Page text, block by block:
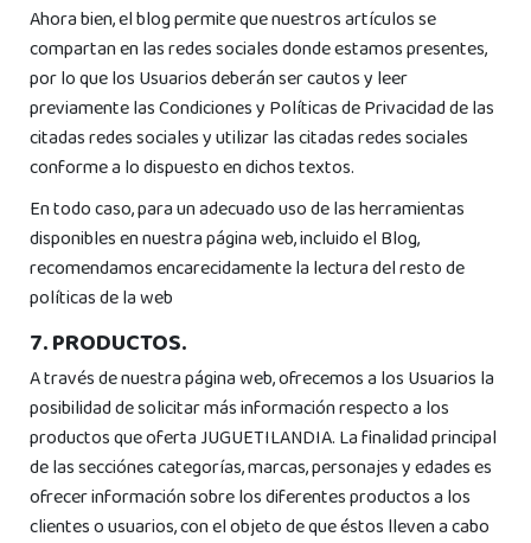
Ahora bien, el blog permite que nuestros artículos se
compartan en las redes sociales donde estamos presentes,
por lo que los Usuarios deberán ser cautos y leer
previamente las Condiciones y Políticas de Privacidad de las
citadas redes sociales y utilizar las citadas redes sociales
conforme a lo dispuesto en dichos textos.
En todo caso, para un adecuado uso de las herramientas
disponibles en nuestra página web, incluido el Blog,
recomendamos encarecidamente la lectura del resto de
políticas de la web
7. PRODUCTOS.
A través de nuestra página web, ofrecemos a los Usuarios la
posibilidad de solicitar más información respecto a los
productos que oferta JUGUETILANDIA. La finalidad principal
de las secciónes categorías, marcas, personajes y edades es
ofrecer información sobre los diferentes productos a los
clientes o usuarios, con el objeto de que éstos lleven a cabo